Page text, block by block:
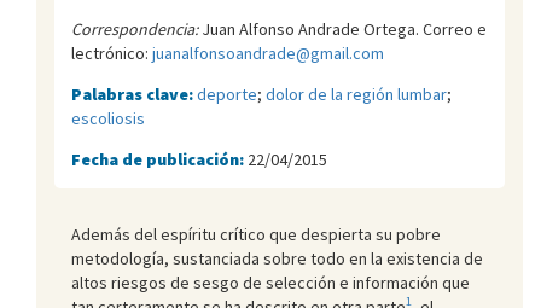
Correspondencia:Juan Alfonso Andrade Ortega. Correo e
lectrónico: juanalfonsoandrade@gmail.com
Palabras clave:deporte; dolor de la región lumbar;
escoliosis
Fecha de publicación: 22/04/2015
Además del espíritu crítico que despierta su pobre
metodología, sustanciada sobre todo en la existencia de
altos riesgos de sesgo de selección e información que
1